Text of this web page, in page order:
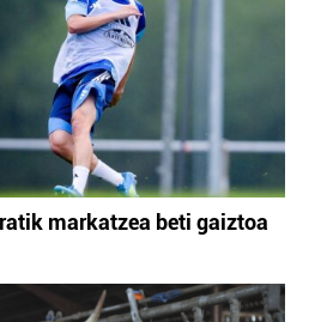
markatzea beti gaiztoa